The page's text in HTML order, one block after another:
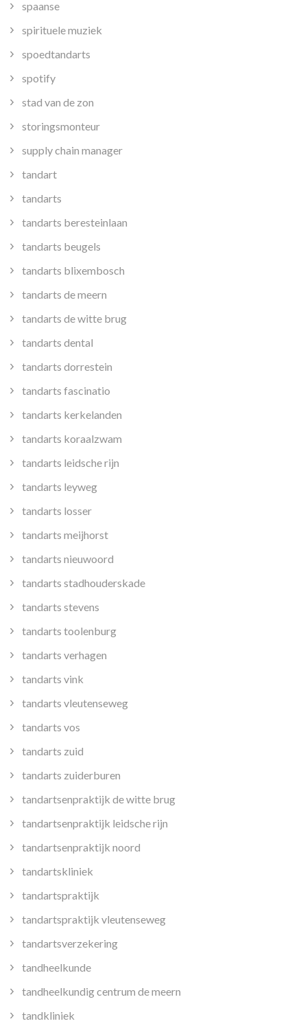
spaanse
spirituele muziek
spoedtandarts
spotify
stad van de zon
storingsmonteur
supply chain manager
tandart
tandarts
tandarts beresteinlaan
tandarts beugels
tandarts blixembosch
tandarts de meern
tandarts de witte brug
tandarts dental
tandarts dorrestein
tandarts fascinatio
tandarts kerkelanden
tandarts koraalzwam
tandarts leidsche rijn
tandarts leyweg
tandarts losser
tandarts meijhorst
tandarts nieuwoord
tandarts stadhouderskade
tandarts stevens
tandarts toolenburg
tandarts verhagen
tandarts vink
tandarts vleutenseweg
tandarts vos
tandarts zuid
tandarts zuiderburen
tandartsenpraktijk de witte brug
tandartsenpraktijk leidsche rijn
tandartsenpraktijk noord
tandartskliniek
tandartspraktijk
tandartspraktijk vleutenseweg
tandartsverzekering
tandheelkunde
tandheelkundig centrum de meern
tandkliniek